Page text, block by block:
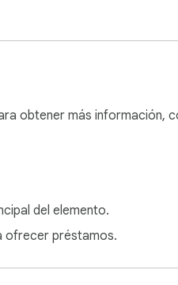
obtener más información,
del elemento.
ofrecer préstamos.